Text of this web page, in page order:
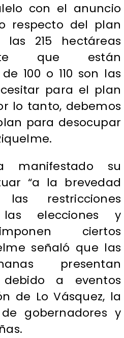
con el anuncio
respecto del plan
las 215 hectáreas
que están
100 o 110 son las
para el plan
lo tanto, debemos
para desocupar
manifestado su
“a la brevedad
restricciones
elecciones y
ciertos
señaló que las
presentan
debido a eventos
de Lo Vásquez, la
gobernadores y